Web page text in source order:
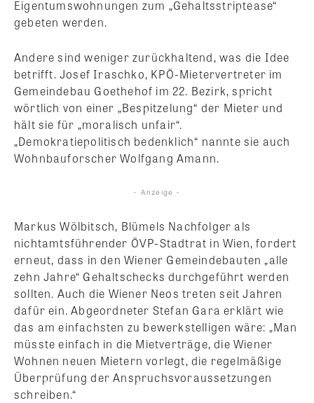
Eigentumswohnungen zum „Gehaltsstriptease“
gebeten werden.
Andere sind weniger zurückhaltend, was die Idee
betrifft. Josef Iraschko, KPÖ-Mietervertreter im
Gemeindebau Goethehof im 22. Bezirk, spricht
wörtlich von einer „Bespitzelung“ der Mieter und
hält sie für „moralisch unfair“.
„Demokratiepolitisch bedenklich“ nannte sie auch
Wohnbauforscher Wolfgang Amann.
- Anzeige -
Markus Wölbitsch, Blümels Nachfolger als
nichtamtsführender ÖVP-Stadtrat in Wien, fordert
erneut, dass in den Wiener Gemeindebauten „alle
zehn Jahre“ Gehaltschecks durchgeführt werden
sollten. Auch die Wiener Neos treten seit Jahren
dafür ein. Abgeordneter Stefan Gara erklärt wie
das am einfachsten zu bewerkstelligen wäre: „Man
müsste einfach in die Mietverträge, die Wiener
Wohnen neuen Mietern vorlegt, die regelmäßige
Überprüfung der Anspruchsvoraussetzungen
schreiben.“